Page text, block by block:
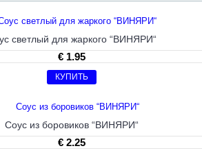
светлый для жаркого “ВИНЯРИ“
€ 1.95
КУПИТЬ
Соус из боровиков “ВИНЯРИ“
€ 2.25